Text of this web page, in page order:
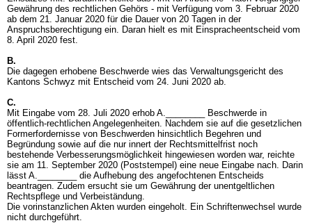
Gewährung des rechtlichen Gehörs - mit Verfügung vom 3. Februar 2020
ab dem 21. Januar 2020 für die Dauer von 20 Tagen in der
Anspruchsberechtigung ein. Daran hielt es mit Einspracheentscheid vom
8. April 2020 fest.
B.
Die dagegen erhobene Beschwerde wies das Verwaltungsgericht des
Kantons Schwyz mit Entscheid vom 24. Juni 2020 ab.
C.
Mit Eingabe vom 28. Juli 2020 erhob A.________ Beschwerde in
öffentlich-rechtlichen Angelegenheiten. Nachdem sie auf die gesetzlichen
Formerfordernisse von Beschwerden hinsichtlich Begehren und
Begründung sowie auf die nur innert der Rechtsmittelfrist noch
bestehende Verbesserungsmöglichkeit hingewiesen worden war, reichte
sie am 11. September 2020 (Poststempel) eine neue Eingabe nach. Darin
lässt A.________ die Aufhebung des angefochtenen Entscheids
beantragen. Zudem ersucht sie um Gewährung der unentgeltlichen
Rechtspflege und Verbeiständung.
Die vorinstanzlichen Akten wurden eingeholt. Ein Schriftenwechsel wurde
nicht durchgeführt.